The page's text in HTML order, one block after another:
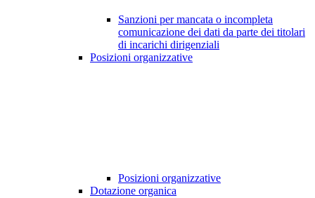
Sanzioni per mancata o incompleta
comunicazione dei dati da parte dei titolari
di incarichi dirigenziali
Posizioni organizzative
Posizioni organizzative
Dotazione organica